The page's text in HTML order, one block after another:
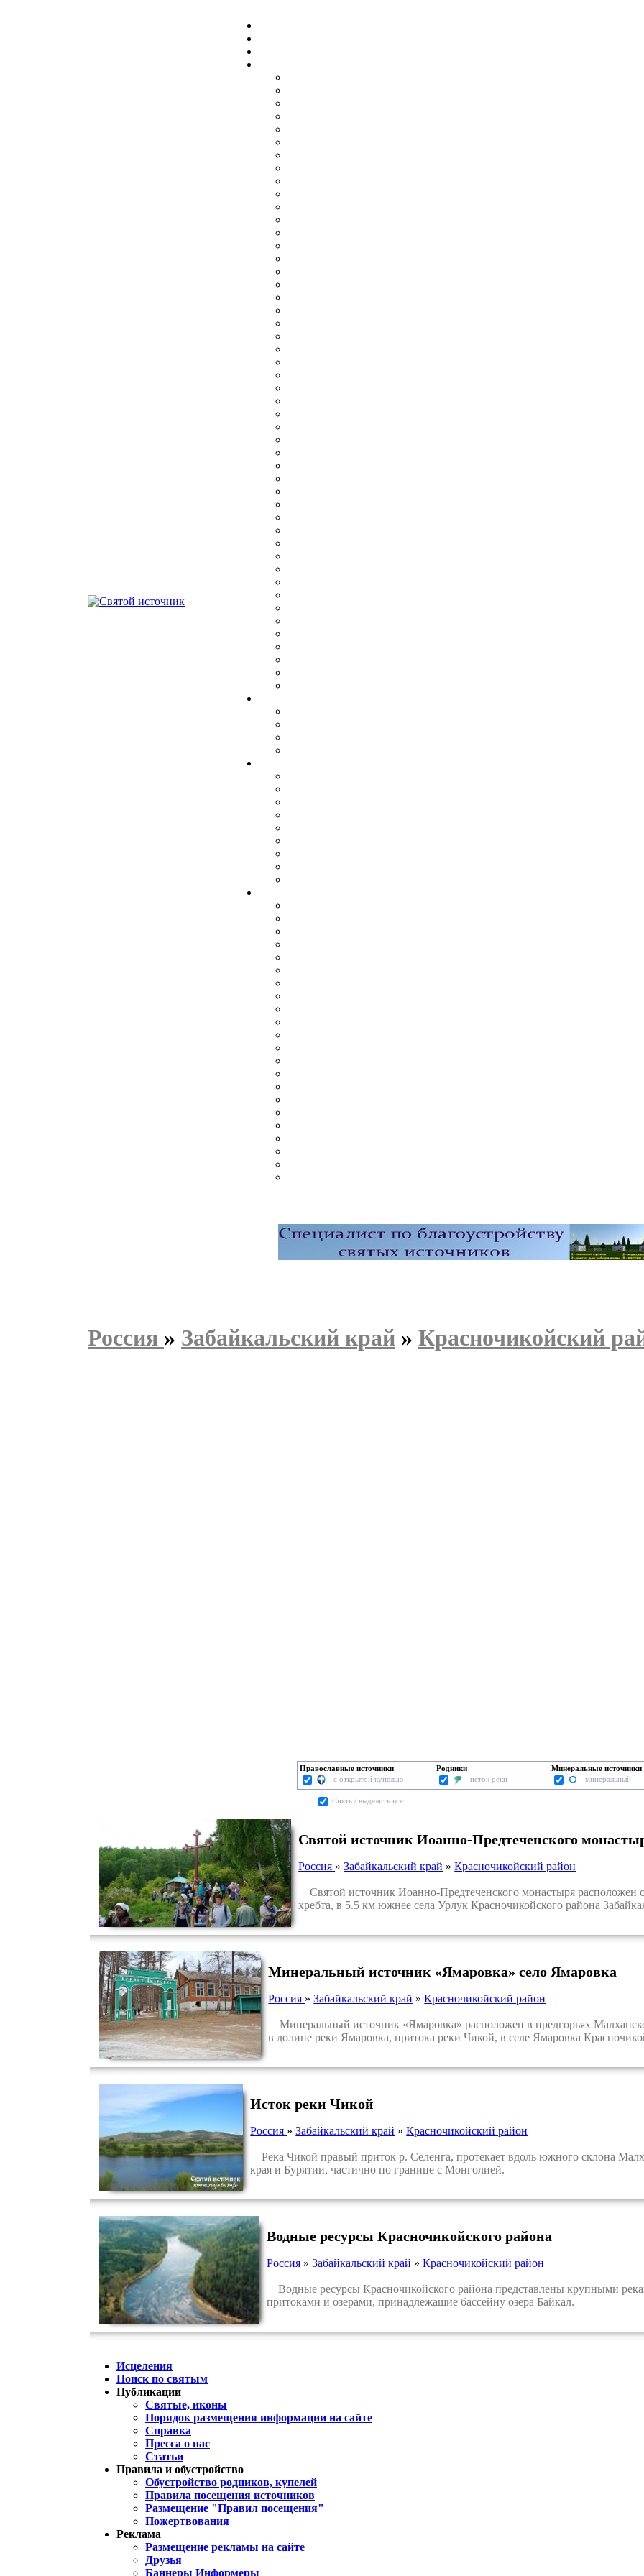
Россия » Забайкальский край » Красночикойский
Православные источники
- с открытой купелью
Родники
- исток реки
Минеральные источники
- минеральный
Cнять / выделить все
Святой источник Иоанно-Предтеченского
Россия »Забайкальский край »Красночикойский район
Святой источник Иоанно-Предтеченского монастыря расположен
хребта, в 5.5 км южнее села Урлук Красночикойского района
Минеральный источник «Ямаровка» село Ямаровка
Россия »Забайкальский край »Красночикойский район
Минеральный источник «Ямаровка» расположен в предгорьях
в долине реки Ямаровка, притока реки Чикой, в селе Ямаровка
Исток реки Чикой
Россия »Забайкальский край »Красночикойский район
Река Чикой правый приток р. Селенга, протекает вдоль южного склона
края и Бурятии, частично по границе с Монголией.
Водные ресурсы Красночикойского района
Россия »Забайкальский край »Красночикойский район
Водные ресурсы Красночикойского района представлены крупными
притоками и озерами, принадлежащие бассейну озера Байкал.
Исцеления
Поиск по святым
Публикации
Святые, иконы
Порядок размещения информации на сайте
Справка
Пресса о нас
Статьи
Правила и обустройство
Обустройство родников, купелей
Правила посещения источников
Размещение "Правил посещения"
Пожертвования
Реклама
Размещение рекламы на сайте
Друзья
Баннеры Информеры